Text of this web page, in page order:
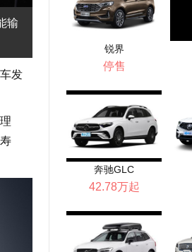
输
发
锐界
停售
奔驰GLC
42.78万起